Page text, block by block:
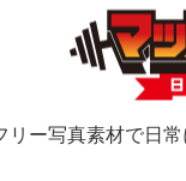
リー写真素材で日